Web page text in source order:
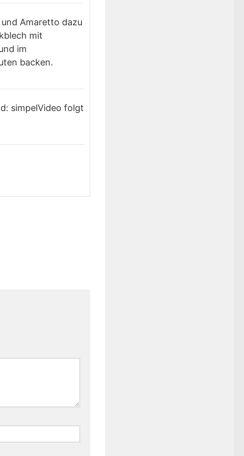
Amaretto dazu
mit
im
backen.
simpelVideo folgt